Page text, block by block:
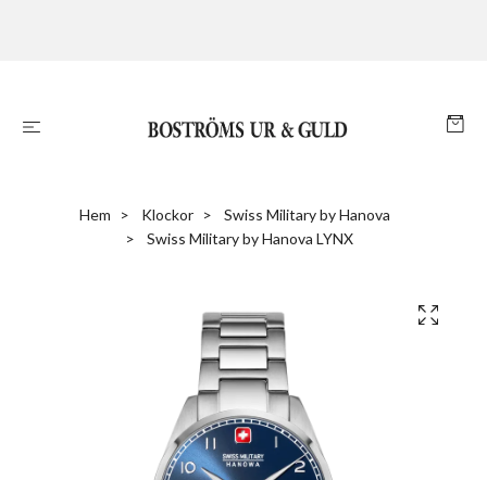
Hem Klockor
Swiss Military by Hanova
Swiss Military by Hanova LYNX